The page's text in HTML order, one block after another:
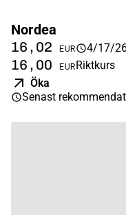
Nordea
16,02 EUR 4/17/
16,00 EURRiktkurs
Öka
Senast